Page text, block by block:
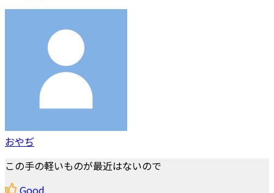
おやぢ
この手の軽いものが最近はないので
Good